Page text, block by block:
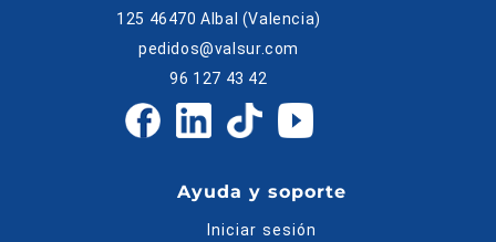
125 46470 Albal (Valencia)
pedidos@valsur.com
96 127 43 42
Ayuda y soporte
Iniciar sesión